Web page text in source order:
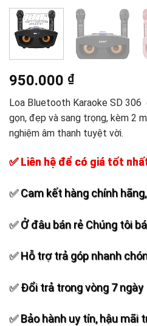
950.000 ₫
Loa Bluetooth Karaoke SD
gọn, đẹp và sang trọng, kèm 2
nghiệm âm thanh tuyệt vời.
✅ Liên hệ để có giá tốt
✅ Cam kết hàng chính
✅ Ở đâu bán rẻ Chúng tôi
✅ Hỗ trợ trả góp nhanh
✅ Đổi trả trong vòng 7 ngày
✅ Bảo hành uy tín, hậu mãi